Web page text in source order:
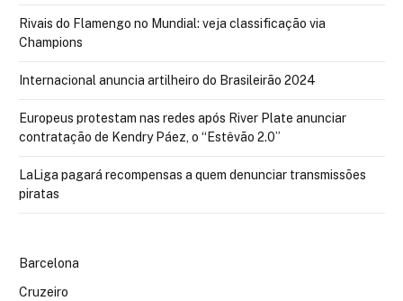
Rivais do Flamengo no Mundial: veja classificação via
Champions
Internacional anuncia artilheiro do Brasileirão 2024
Europeus protestam nas redes após River Plate anunciar
contratação de Kendry Páez, o “Estêvão 2.0”
LaLiga pagará recompensas a quem denunciar transmissões
piratas
Barcelona
Cruzeiro